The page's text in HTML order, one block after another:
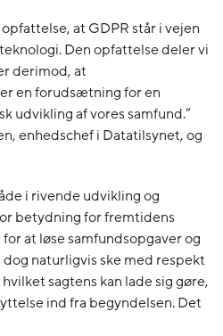
at GDPR står i vejen
Den opfattelse deler vi
derimod, at
en forudsætning for en
udvikling af vores samfund.”
enhedschef i Datatilsynet, og
i rivende udvikling og
betydning for fremtidens
at løse samfundsopgaver og
naturligvis ske med respekt
sagtens kan lade sig gøre,
ind fra begyndelsen. Det